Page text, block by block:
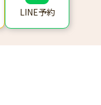
LINE予約